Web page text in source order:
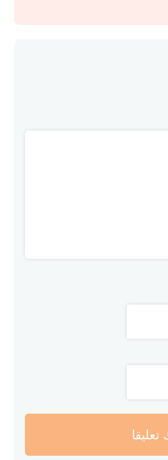
تعليقا